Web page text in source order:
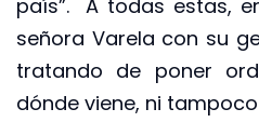
país”. A todas estas,
señora Varela con su
tratando de poner
dónde viene, ni